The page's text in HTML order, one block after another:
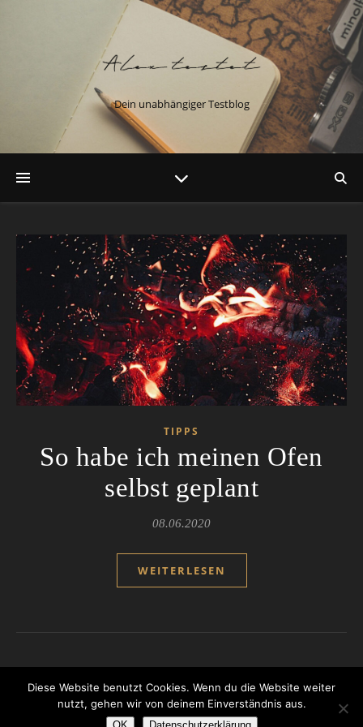
Dein unabhängiger Testblog
TIPPS
So habe ich meinen Ofen
selbst geplant
08.06.2020
WEITERLESEN
Ashe Theme vonWP Royal.
Diese Website benutzt Cookies. Wenn du die Website weiter
nutzt, gehen wir von deinem Einverständnis aus.